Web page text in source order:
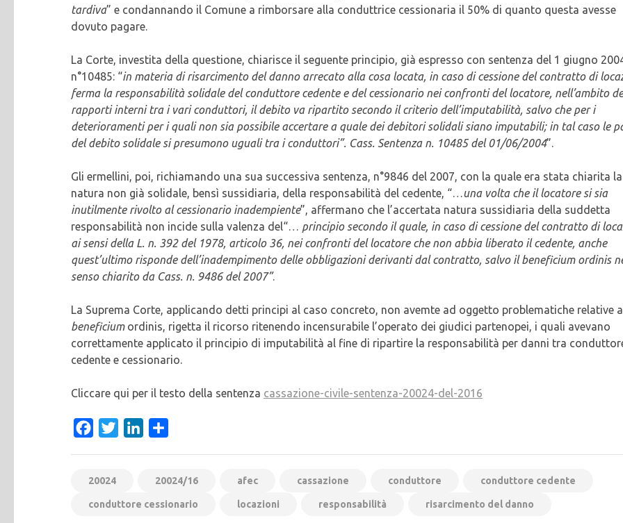
tardiva” e condannando il Comune a rimborsare alla conduttrice cessionaria il 50% di quanto questa avesse
dovuto pagare.
La Corte, investita della questione, chiarisce il seguente principio, già espresso con sentenza del 1 giugno
n°10485: “in materia di risarcimento del danno arrecato alla cosa locata, in caso di cessione del contratto di
ferma la responsabilità solidale del conduttore cedente e del cessionario nei confronti del locatore, nell’ambito
rapporti interni tra i vari conduttori, il debito va ripartito secondo il criterio dell’imputabilità, salvo che per i
deterioramenti per i quali non sia possibile accertare a quale dei debitori solidali siano imputabili; in tal caso le
del debito solidale si presumono uguali tra i conduttori”. Cass. Sentenza n. 10485 del 01/06/2004”.
Gli ermellini, poi, richiamando una sua successiva sentenza, n°9846 del 2007, con la quale era stata chiarita la
natura non già solidale, bensì sussidiaria, della responsabilità del cedente, “…una volta che il locatore si sia
inutilmente rivolto al cessionario inadempiente”, affermano che l’accertata natura sussidiaria della suddetta
responsabilità non incide sulla valenza del“… principio secondo il quale, in caso di cessione del contratto di
ai sensi della L. n. 392 del 1978, articolo 36, nei confronti del locatore che non abbia liberato il cedente, anche
quest’ultimo risponde dell’inadempimento delle obbligazioni derivanti dal contratto, salvo il beneficium ordinis
senso chiarito da Cass. n. 9486 del 2007”.
La Suprema Corte, applicando detti principi al caso concreto, non avemte ad oggetto problematiche relative
beneficium ordinis, rigetta il ricorso ritenendo incensurabile l’operato dei giudici partenopei, i quali avevano
correttamente applicato il principio di imputabilità al fine di ripartire la responsabilità per danni tra
cedente e cessionario.
Cliccare qui per il testo della sentenza cassazione-civile-sentenza-20024-del-2016
FacebookTwitterLinkedIn
20024 20024/16 afec cassazione conduttore conduttore cedente
conduttore cessionario locazioni responsabilità risarcimento del danno